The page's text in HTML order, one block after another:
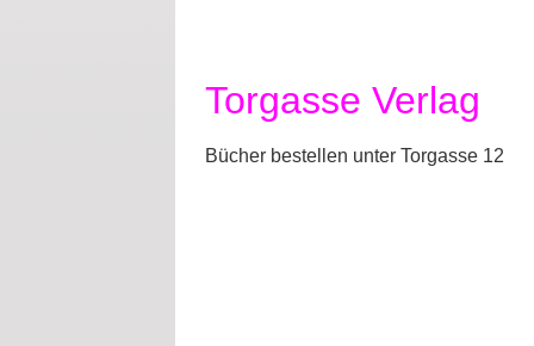
Torgasse Verlag
Bücher bestellen unter Torgasse 12